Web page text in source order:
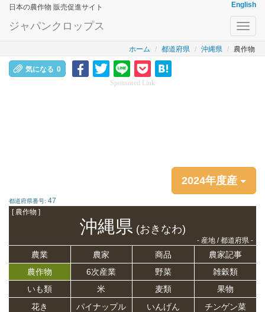
日本の農作物 販売促進サイト English
ジャパンクロップス
ホーム 都道府県 沖縄県 農作物
気になる 0
Sponsored Link
2024年度産
都道府県番号: 47
[ 農作物 ]
沖縄県(おきなわ)
- 産地 / 都道府県 -
農業 農家 商品
農家記事
農作物
6次産業 野菜
雑穀類
いも類
米 麦類
果物
花き
パイナップル いんげん
チンゲン菜